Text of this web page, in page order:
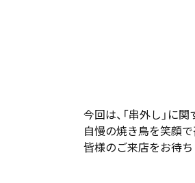
今回は、「串外し」に
自慢の焼き鳥を笑顔
皆様のご来店をお待ち